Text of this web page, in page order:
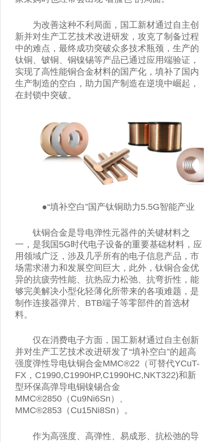
为改善这种不利局面，国工新材通过自主创
新并对生产工艺技术改进研发，攻克了制备过程
中的难点，最终成功突破众多技术瓶颈，生产的
钛铜、铍铜、铜镍锡等产品已通过应用端验证，
实现了高性能铜合金材料的国产化，填补了国内
生产制造的空白，助力国产制造在逆境中崛起，
在封锁中突破。
●“填补空白”国产钛铜助力5.5G智能产业
钛铜合金是导电弹性元器件的关键材料之
一，是我国5G时代电子设备的重要基础材料，应
用领域广泛，涉及几乎所有的电子信息产品，市
场需求潜力和发展空间巨大，此外，钛铜合金优
异的抗疲劳性能、抗热应力松弛、抗弯折性，能
够完美解决小型化轻薄化所带来的各项难题，是
制作连接器弹片、BTB端子等零部件的首选材
料。
仅在消费电子方面，国工新材通过自主创新
并对生产工艺技术改进研发了“填补空白”的超高
强度弹性导电钛铜合金MMC®22（可替代YCuT-
FX，C1990,C1990HP,C1990HC,NKT322)和新
型环保高弹导电铜镍锡合金
MMC®2850（Cu9Ni6Sn）、
MMC®2853（Cu15Ni8Sn）。
作为高强度、高弹性、易成形、抗松弛的导